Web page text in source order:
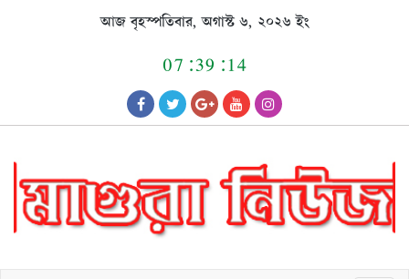
আজ বৃহস্পতিবার, অগাস্ট ৬, ২০২৬ ইং
07:39:14